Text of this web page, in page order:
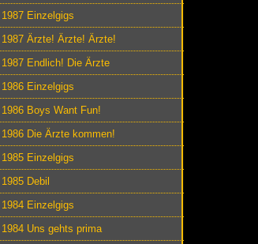
1987 Einzelgigs
1987 Ärzte! Ärzte! Ärzte!
1987 Endlich! Die Ärzte
1986 Einzelgigs
1986 Boys Want Fun!
1986 Die Ärzte kommen!
1985 Einzelgigs
1985 Debil
1984 Einzelgigs
1984 Uns gehts prima